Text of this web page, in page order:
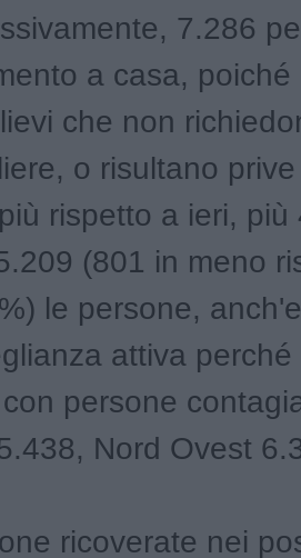
7.286
a casa,
che non
o risultano
rispetto a ieri, più
(801 in meno
le persone,
attiva
persone
Nord Ovest
ricoverate nei